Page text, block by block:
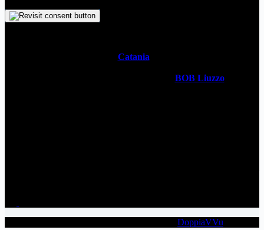
Catania
BOB Liuzzo, questo
DoppiaVVu